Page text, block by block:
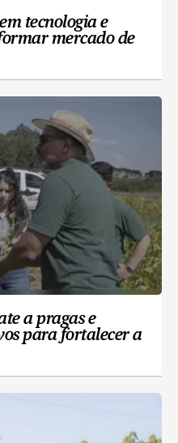
tecnologia e
mercado de
a pragas e
para fortalecer a